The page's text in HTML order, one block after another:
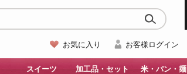
お気に入り お客様ログイン
スイーツ 加工品・セット 米・パン・麺